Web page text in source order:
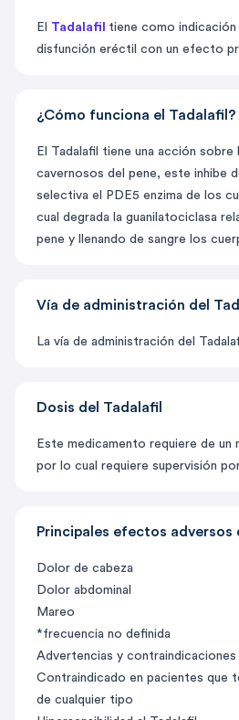
El Tadalafil tiene como
disfunción eréctil con un efecto
¿Cómo funciona el Tadalafil?
El Tadalafil tiene una acción
cavernosos del pene, este inhibe
selectiva el PDE5 enzima de los
cual degrada la guanilatociclasa
pene y llenando de sangre los
Vía de administración del
La vía de administración del
Dosis del Tadalafil
Este medicamento requiere de un
por lo cual requiere supervisión
Principales efectos adversos
Dolor de cabeza
Dolor abdominal
Mareo
*frecuencia no definida
Advertencias y contraindicaciones
Contraindicado en pacientes que
de cualquier tipo